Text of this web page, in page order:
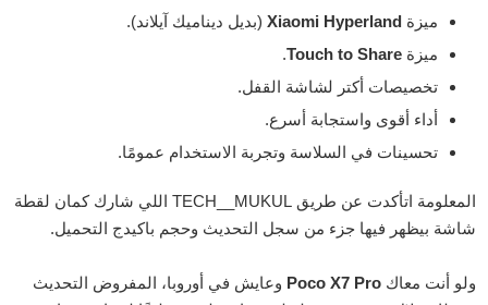
ميزة Xiaomi Hyperland (بديل ديناميك آيلاند).
ميزة Touch to Share
.
تخصيصات أكتر لشاشة القفل.
أداء أقوى واستجابة أسرع.
تحسينات في السلاسة وتجربة الاستخدام عمومًا.
المعلومة اتأكدت عن طريق TECH__MUKUL اللي شارك كمان لقطة
شاشة بيظهر فيها جزء من سجل التحديث وحجم باكيدج التحميل.
ولو أنت معاك Poco X7 Pro وعايش في أوروبا، المفروض التحديث